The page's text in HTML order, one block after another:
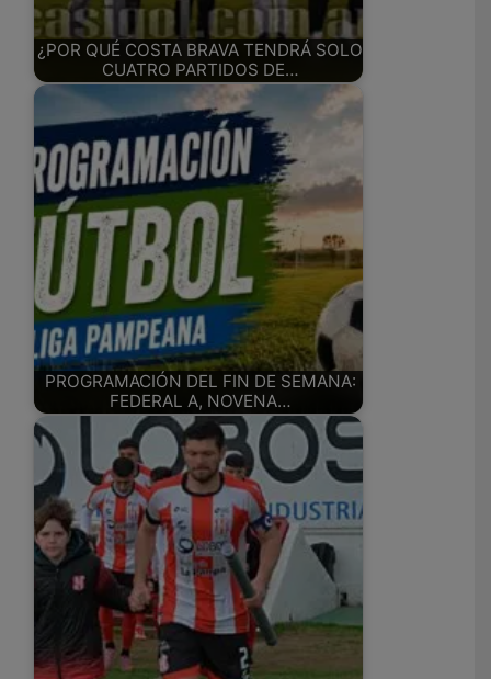
¿POR QUÉ COSTA BRAVA TENDRÁ SOLO
CUATRO PARTIDOS DE…
PROGRAMACIÓN DEL FIN DE SEMANA:
FEDERAL A, NOVENA…